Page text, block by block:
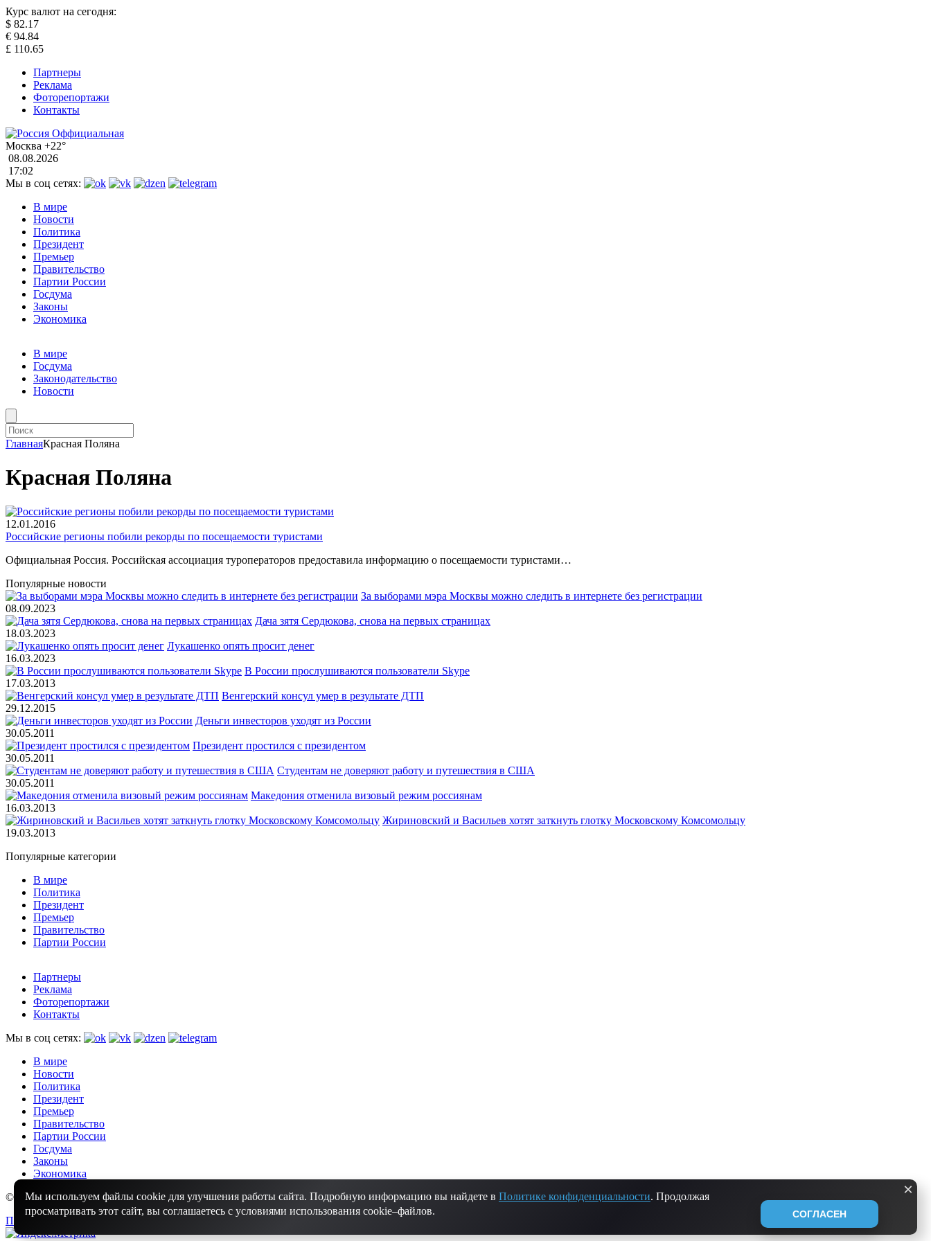
Курс валют на сегодня:
$ 82.17
€ 94.84
£ 110.65
Партнеры
Реклама
Фоторепортажи
Контакты
Москва +22°
08.08.2026
17:02
Мы в соц сетях:
В мире
Новости
Политика
Президент
Премьер
Правительство
Партии России
Госдума
Законы
Экономика
В мире
Госдума
Законодательство
Новости
ГлавнаяКрасная Поляна
Красная Поляна
12.01.2016
Российские регионы побили рекорды по посещаемости туристами
Официальная Россия. Российская ассоциация туроператоров предоставила информацию о посещаемости туристами…
Популярные новости
За выборами мэра Москвы можно следить в интернете без регистрации
08.09.2023
Дача зятя Сердюкова, снова на первых страницах
18.03.2023
Лукашенко опять просит денег
16.03.2023
В России прослушиваются пользователи Skype
17.03.2013
Венгерский консул умер в результате ДТП
29.12.2015
Деньги инвесторов уходят из России
30.05.2011
Президент простился с президентом
30.05.2011
Студентам не доверяют работу и путешествия в США
30.05.2011
Македония отменила визовый режим россиянам
16.03.2013
Жириновский и Васильев хотят заткнуть глотку Московскому Комсомольцу
19.03.2013
Популярные категории
В мире
Политика
Президент
Премьер
Правительство
Партии России
Партнеры
Реклама
Фоторепортажи
Контакты
Мы в соц сетях:
В мире
Новости
Политика
Президент
Премьер
Правительство
Партии России
Госдума
Законы
Экономика
© 2010 - 2026 Россия Оффициальная - Оффициальные новости России.
Политика конфиденциальности
×
Мы используем файлы cookie для улучшения работы сайта. Подробную информацию вы найдете в Политике конфиденциальности. Продолжая
просматривать этот сайт, вы соглашаетесь с условиями использования cookie–файлов.
СОГЛАСЕН